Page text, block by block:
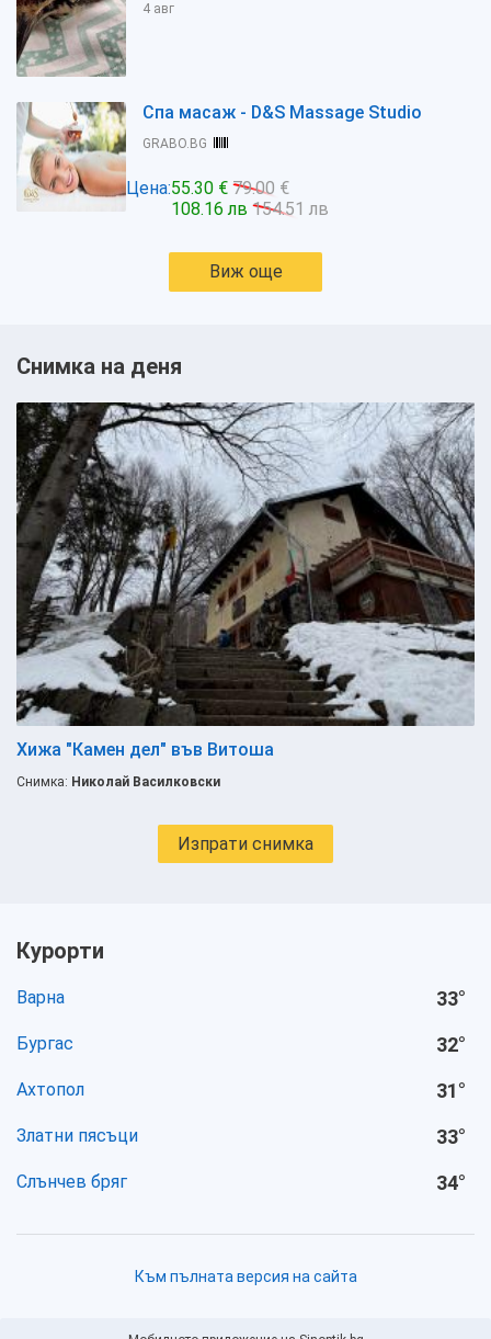
4 авг
Спа масаж - D&S Massage Studio
GRABO.BG
Цена:55.30 € 79.00 €
108.16 лв 154.51 лв
Виж още
Снимка на деня
Хижа "Камен дел" във Витоша
Снимка: Николай Василковски
Изпрати снимка
Курорти
Варна 33°
Бургас 32°
Ахтопол 31°
Златни пясъци 33°
Слънчев бряг 34°
Към пълната версия на сайта